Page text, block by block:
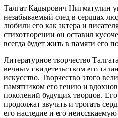
Талгат Кадырович Нигматулин
незабываемый след в сердцах
любили его как актера и
стихотворении он оставил
всегда будет жить в памяти его
Литературное творчество
вечным свидетельством его
искусство. Творчество этого
памятником его гению и
поколений будущих творцов.
продолжат звучать и трогать
его наследие и его